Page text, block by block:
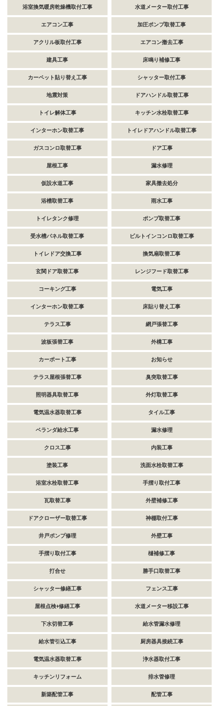
浴室換気暖房乾燥機取付工事 水道メーター取付工事
エアコン工事 加圧ポンプ取替工事
アクリル板取付工事 エアコン撤去工事
建具工事 床鳴り補修工事
カーペット貼り替え工事 シャッター取付工事
地震対策 ドアハンドル取替工事
トイレ解体工事 キッチン水栓取替工事
インターホン取替工事 トイレドアハンドル取替工事
ガスコンロ取替工事 ドア工事
屋根工事 漏水修理
仮設水道工事 家具撤去処分
浴槽取替工事 雨水工事
トイレタンク修理 ポンプ取替工事
受水槽パネル取替工事 ビルトインコンロ取替工事
トイレドア交換工事 換気扇取替工事
玄関ドア取替工事 レンジフード取替工事
コーキング工事 電気工事
インターホン取替工事 床貼り替え工事
テラス工事 網戸張替工事
波板張替工事 外構工事
カーポート工事 お知らせ
テラス屋根張替工事 臭突取替工事
照明器具取替工事 外灯取替工事
電気温水器取替工事 タイル工事
ベランダ給水工事 漏水修理
クロス工事 内装工事
塗装工事 洗面水栓取替工事
浴室水栓取替工事 手摺り取付工事
瓦取替工事 外壁補修工事
ドアクローザー取替工事 神棚取付工事
井戸ポンプ修理 外壁工事
手摺り取付工事 樋補修工事
打合せ 勝手口取替工事
シャッター修繕工事 フェンス工事
屋根点検+修繕工事 水道メーター移設工事
下水切替工事 給水管漏水修理
給水管引込工事 厨房器具接続工事
電気温水器取替工事 浄水器取付工事
キッチンリフォーム 排水管修理
新築配管工事 配管工事